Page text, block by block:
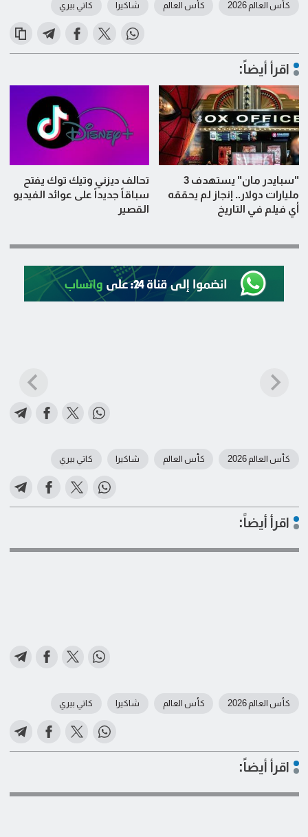
كأس العالم 2026 كأس العالم شاكيرا كاتي بيري
اقرأ أيضاً:
"سبايدر مان" يستهدف 3
مليارات دولار.. إنجاز لم يحققه
أي فيلم في التاريخ
تحالف ديزني وتيك توك يفتح
سباقاً جديداً على عوائد الفيديو
القصير
كأس العالم 2026 كأس العالم شاكيرا كاتي بيري
اقرأ أيضاً:
كأس العالم 2026 كأس العالم شاكيرا كاتي بيري
اقرأ أيضاً: